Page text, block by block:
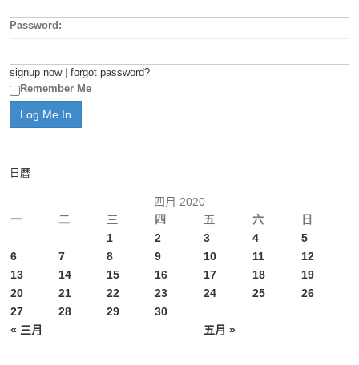
Password:
signup now| forgot password?
Remember Me
日曆
四月 2020
一
二 三 四 五 六 日
« 三月 五月 »
1 2 3 4
5
6
7 8 9 10 11
12
13
14 15 16 17 18
19
20
21 22 23 24 25
26
27
28 29 30